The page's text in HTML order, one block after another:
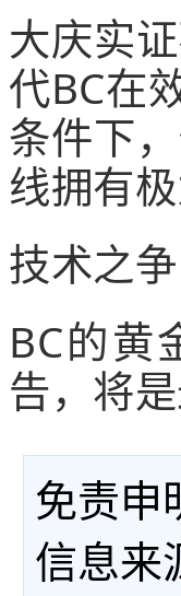
大庆实
代BC在
条件下
线拥有
技术之
BC的黄
告，将
免责申
信息来